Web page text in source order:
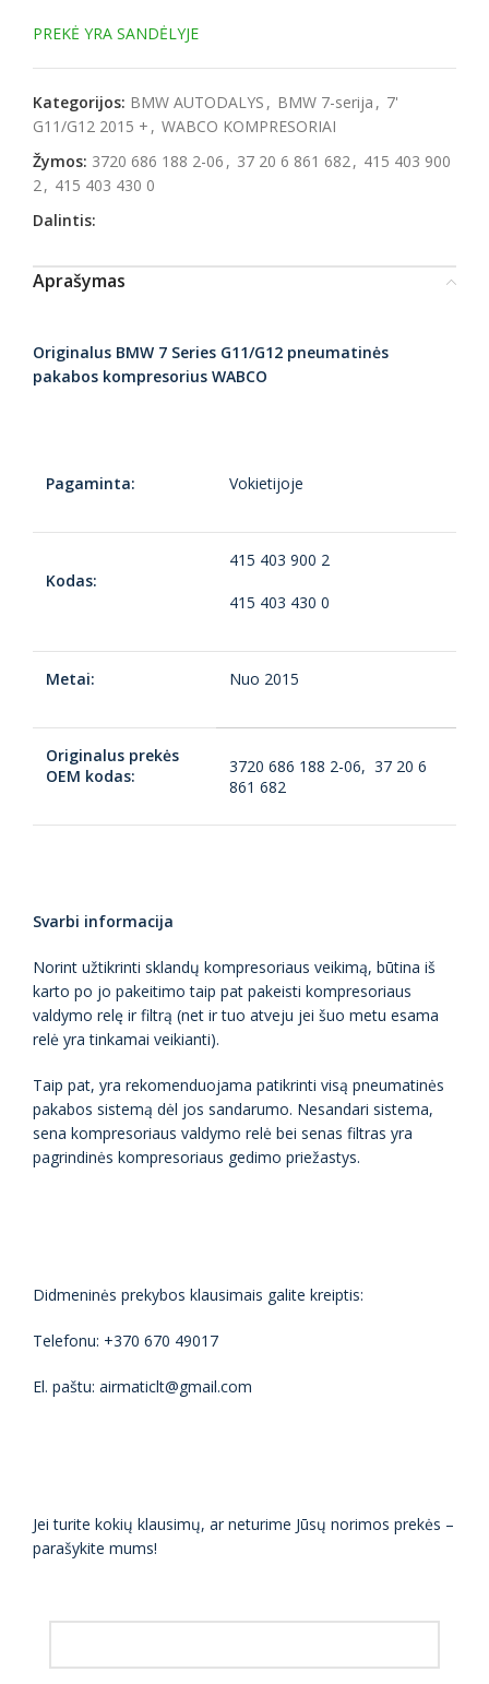
PREKĖ YRA SANDĖLYJE
Kategorijos: BMW AUTODALYS , BMW 7-serija , 7'
G11/G12 2015 + , WABCO KOMPRESORIAI
Žymos: 3720 686 188 2-06 , 37 20 6 861 682, 415 403 900
2, 415 403 430 0
Dalintis:
Aprašymas
Originalus BMW 7 Series G11/G12 pneumatinės
pakabos kompresorius WABCO
Pagaminta: Vokietijoje
Kodas:
415 403 900 2
415 403 430 0
Metai: Nuo 2015
Originalus prekės
OEM kodas:
3720 686 188 2-06, 37 20 6
861 682
Svarbi informacija
Norint užtikrinti sklandų kompresoriaus veikimą, būtina iš
karto po jo pakeitimo taip pat pakeisti kompresoriaus
valdymo relę ir filtrą (net ir tuo atveju jei šuo metu esama
relė yra tinkamai veikianti).
Taip pat, yra rekomenduojama patikrinti visą pneumatinės
pakabos sistemą dėl jos sandarumo. Nesandari sistema,
sena kompresoriaus valdymo relė bei senas filtras yra
pagrindinės kompresoriaus gedimo priežastys.
Didmeninės prekybos klausimais galite kreiptis:
Telefonu: +370 670 49017
El. paštu: airmaticlt@gmail.com
Jei turite kokių klausimų, ar neturime Jūsų norimos prekės –
parašykite mums!